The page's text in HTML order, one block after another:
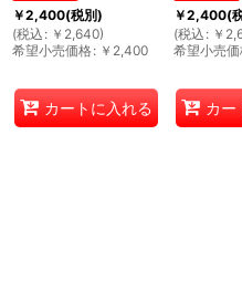
￥2,400(税別)
(税込 : ￥ 2,640)
希望小売価格: ￥ 2,400
カートに入れる
￥2,400(
(税込 : ￥
希望小売
カー